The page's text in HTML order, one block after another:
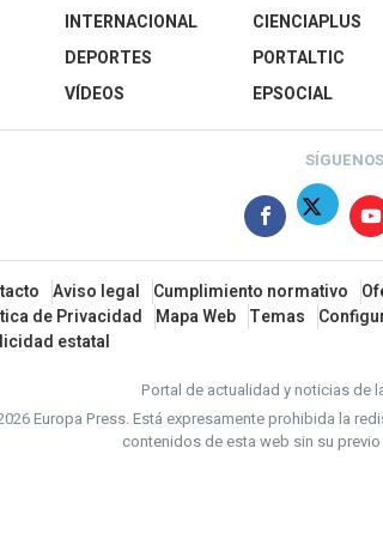
INTERNACIONAL
DEPORTES
VÍDEOS
CIENCIAPLUS
PORTALTIC
EPSOCIAL
SÍGUENOS
Aviso legal Cumplimiento normativo
de Privacidad
Mapa Web Temas
estatal
Portal de actualidad y noticias de
Europa Press.Está expresamente prohibida la
contenidos de esta web sin su